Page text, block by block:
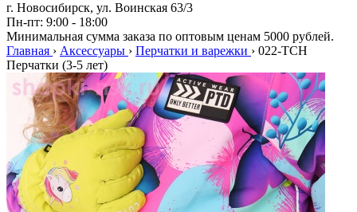
г. Новосибирск, ул. Воинская 63/3
Пн-пт: 9:00 - 18:00
Минимальная сумма заказа по оптовым ценам 5000 рублей.
Главная › Аксессуары › Перчатки и варежки › 022-TCH
Перчатки (3-5 лет)